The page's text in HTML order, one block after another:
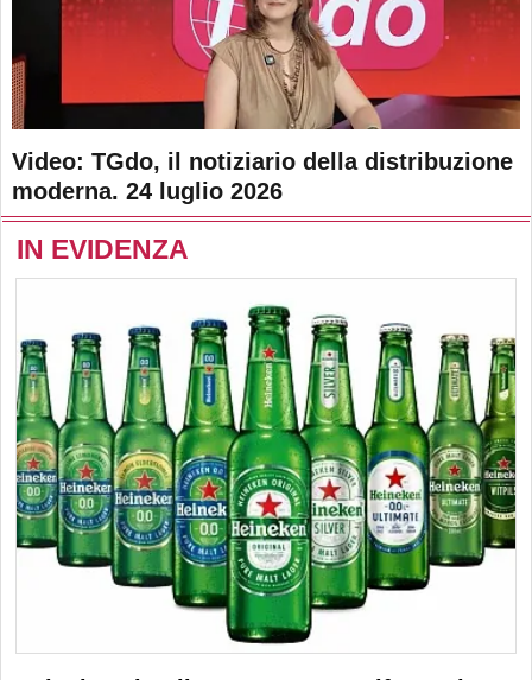
Video: TGdo, il notiziario della distribuzione
moderna. 24 luglio 2026
IN EVIDENZA